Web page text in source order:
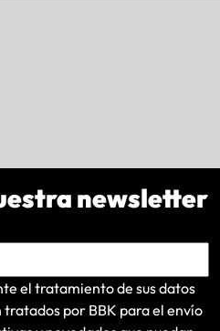
newsletter
el tratamiento de sus datos
tratados por BBK para el envío